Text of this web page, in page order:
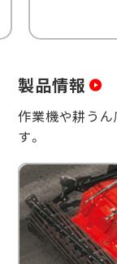
製品情報
作業機や耕う
す。